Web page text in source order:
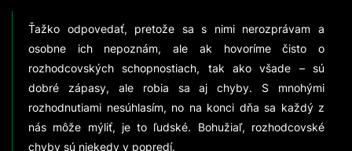
Ťažko odpovedať, pretože sa s nimi nerozprávam a
osobne ich nepoznám, ale ak hovoríme čisto o
rozhodcovských schopnostiach, tak ako všade – sú
dobré zápasy, ale robia sa aj chyby. S mnohými
rozhodnutiami nesúhlasím, no na konci dňa sa každý z
nás môže mýliť, je to ľudské. Bohužiaľ, rozhodcovské
chyby sú niekedy v popredí.